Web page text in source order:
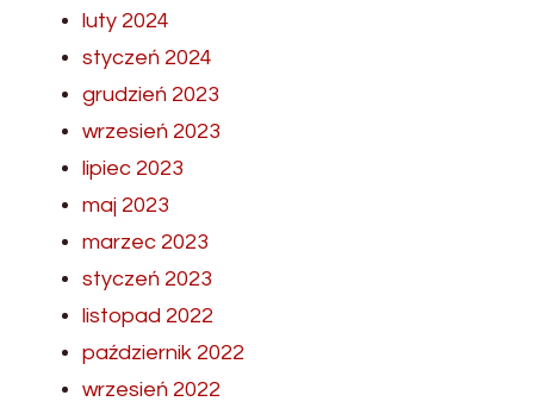
luty 2024
styczeń 2024
grudzień 2023
wrzesień 2023
lipiec 2023
maj 2023
marzec 2023
styczeń 2023
listopad 2022
październik 2022
wrzesień 2022